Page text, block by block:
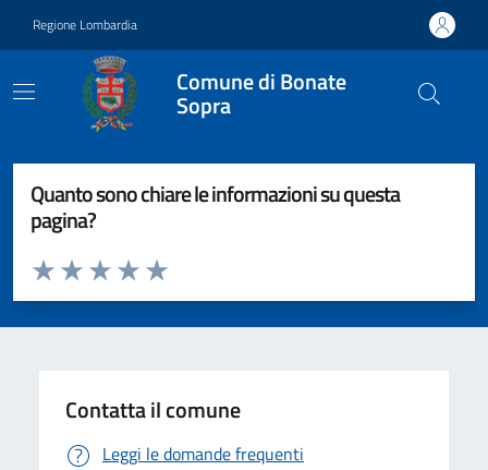
Regione Lombardia
Comune di Bonate
Sopra
Quanto sono chiare le informazioni su questa
pagina?
Valuta da 1 a 5 stelle la pagina
Valuta 5 stelle su 5
Valuta 4 stelle su 5
Valuta 3 stelle su 5
Valuta 2 stelle su 5
Valuta 1 stelle su 5
Contatta il comune
Leggi le domande frequenti